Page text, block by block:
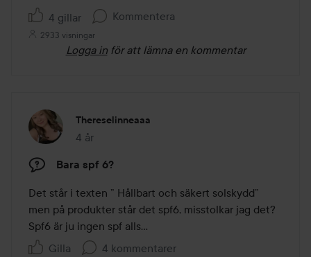
4 gillar
Kommentera
2933 visningar
Logga in för att lämna en kommentar
Thereselinneaaa
4 år
Inlägget skapades 4 år
Bara spf 6?
Det står i texten ” Hållbart och säkert solskydd”
men på produkter står det spf6, misstolkar jag det?
Spf6 är ju ingen spf alls…
Gilla
4 kommentarer